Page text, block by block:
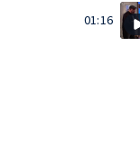
01:16